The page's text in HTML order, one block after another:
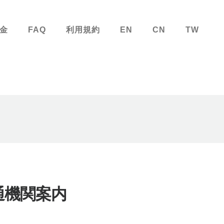
FAQ 利用規約 EN CN TW
関案内